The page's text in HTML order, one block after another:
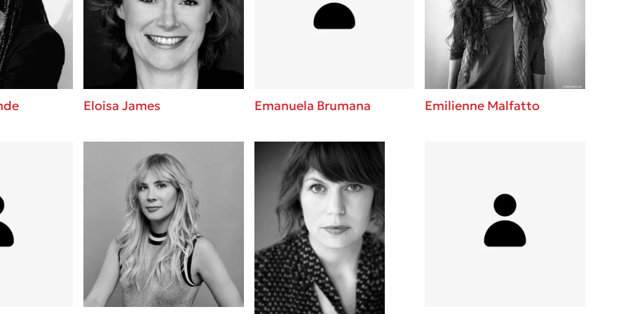
3 βιβλία που μπορείς να διαβάσεις σε
μια μέρα!
Εύκολη συνταγή για chicken BBQ pizza
από τον Άκη Πετρετζίκη!
Διακοπές με τα παιδιά: Η ανάγκη μας για
παύση σε μετωπική σύγκρουση με τη
Πάνω, κάτω, μπροστά, πίσω; Κάνε το
τεστ και ανακάλυψε την τάση σου!
Eloisa James Emanuela Brumana Emilienne Malfatto